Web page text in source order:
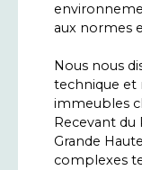
aux normes
Nous nous
technique et
immeubles
Recevant du
Grande
complexes